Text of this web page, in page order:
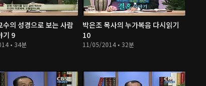
수의 성경으로 보는 사람
기 9
• 34분
박은조 목사의 누가복음 다시읽기
10
11/05/2014 • 32분